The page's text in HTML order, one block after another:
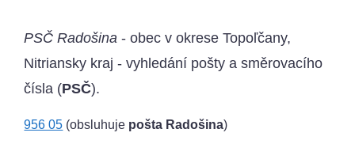
PSČ Radošina - obec v okrese Topoľčany,
Nitriansky kraj - vyhledání pošty a směrovacího
čísla (PSČ).
956 05 (obsluhuje pošta Radošina)